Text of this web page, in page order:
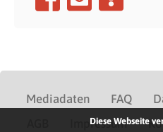
Mediadaten FAQ
Impressum
Diese Webseite